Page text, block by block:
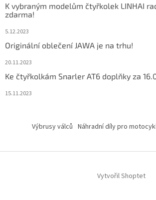
K vybraným modelům čtyřkolek LINHAI
zdarma!
5.12.2023
Originální oblečení JAWA je na trhu!
20.11.2023
Ke čtyřkolkám Snarler AT6 doplňky za
15.11.2023
Výbrusy válců Náhradní díly pro
Vytvořil Shoptet